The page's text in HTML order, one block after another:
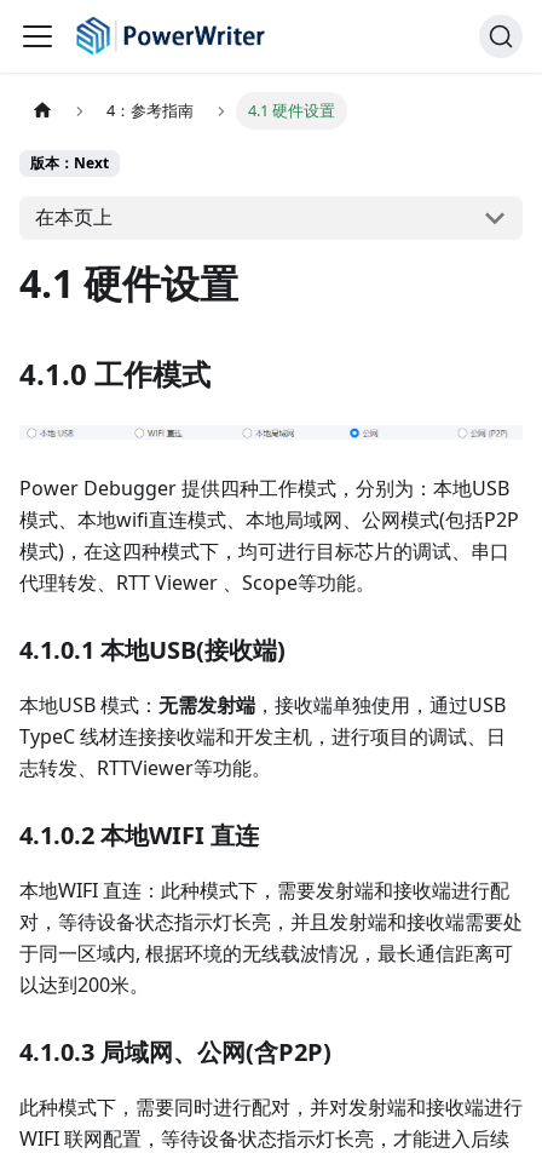
4：参考指南 4.1 硬件设置
版本：Next
在本页上
4.1 硬件设置
4.1.0 工作模式
Power Debugger 提供四种工作模式，分别为：本地USB
模式、本地wifi直连模式、本地局域网、公网模式(包括P2P
模式)，在这四种模式下，均可进行目标芯片的调试、串口
代理转发、RTT Viewer 、Scope等功能。
4.1.0.1 本地USB(接收端)
本地USB 模式： 无需发射端 ，接收端单独使用，通过USB
TypeC 线材连接接收端和开发主机，进行项目的调试、日
志转发、RTTViewer等功能。
4.1.0.2 本地WIFI 直连
本地WIFI 直连：此种模式下，需要发射端和接收端进行配
对，等待设备状态指示灯长亮，并且发射端和接收端需要处
于同一区域内, 根据环境的无线载波情况，最长通信距离可
以达到200米。
4.1.0.3 局域网、公网(含P2P)
此种模式下，需要同时进行配对，并对发射端和接收端进行
WIFI 联网配置，等待设备状态指示灯长亮，才能进入后续